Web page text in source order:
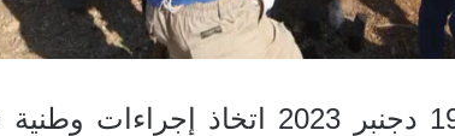
قرّرت فرنسا الثلاثاء الماضي 19 دجنبر 2023